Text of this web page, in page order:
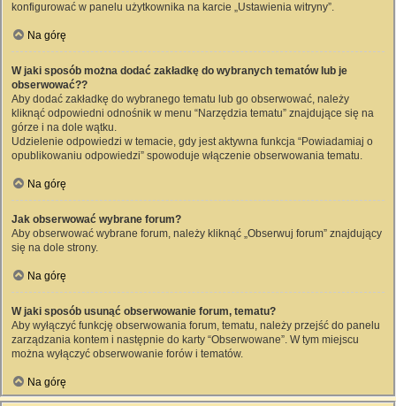
konfigurować w panelu użytkownika na karcie „Ustawienia witryny”.
Na górę
W jaki sposób można dodać zakładkę do wybranych tematów lub je
obserwować??
Aby dodać zakładkę do wybranego tematu lub go obserwować, należy
kliknąć odpowiedni odnośnik w menu “Narzędzia tematu” znajdujące się na
górze i na dole wątku.
Udzielenie odpowiedzi w temacie, gdy jest aktywna funkcja “Powiadamiaj o
opublikowaniu odpowiedzi” spowoduje włączenie obserwowania tematu.
Na górę
Jak obserwować wybrane forum?
Aby obserwować wybrane forum, należy kliknąć „Obserwuj forum” znajdujący
się na dole strony.
Na górę
W jaki sposób usunąć obserwowanie forum, tematu?
Aby wyłączyć funkcję obserwowania forum, tematu, należy przejść do panelu
zarządzania kontem i następnie do karty “Obserwowane”. W tym miejscu
można wyłączyć obserwowanie forów i tematów.
Na górę